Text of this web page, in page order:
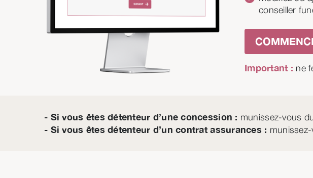
conseiller
Important : ne
- Si vous êtes détenteur d’une concession : munissez-vous
- Si vous êtes détenteur d’un contrat assurances :